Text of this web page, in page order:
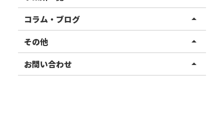
リハスファーム
関東エリア
東北エリア
甲信越エリア
コラム・ブログ arrow_drop_up
事業所ブログ
ご利用者様の声
その他 arrow_drop_up
お知らせ
お問い合わせ arrow_drop_up